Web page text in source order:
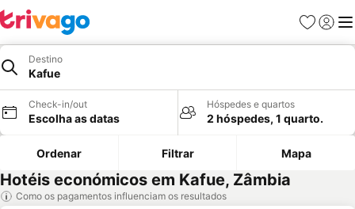
Favoritos
Iniciar
Destino
Kafue
Check-in/out
Escolha as datas
Hóspedes e quartos
2 hóspedes, 1 quarto.
Ordenar Filtrar Mapa
Hotéis económicos em Kafue, Zâmbia
Como os pagamentos influenciam os resultados